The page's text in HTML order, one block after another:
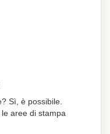
portafoglio: 125 x
140 x 113 x 30 mm.
Sì, è possibile.
aree di stampa